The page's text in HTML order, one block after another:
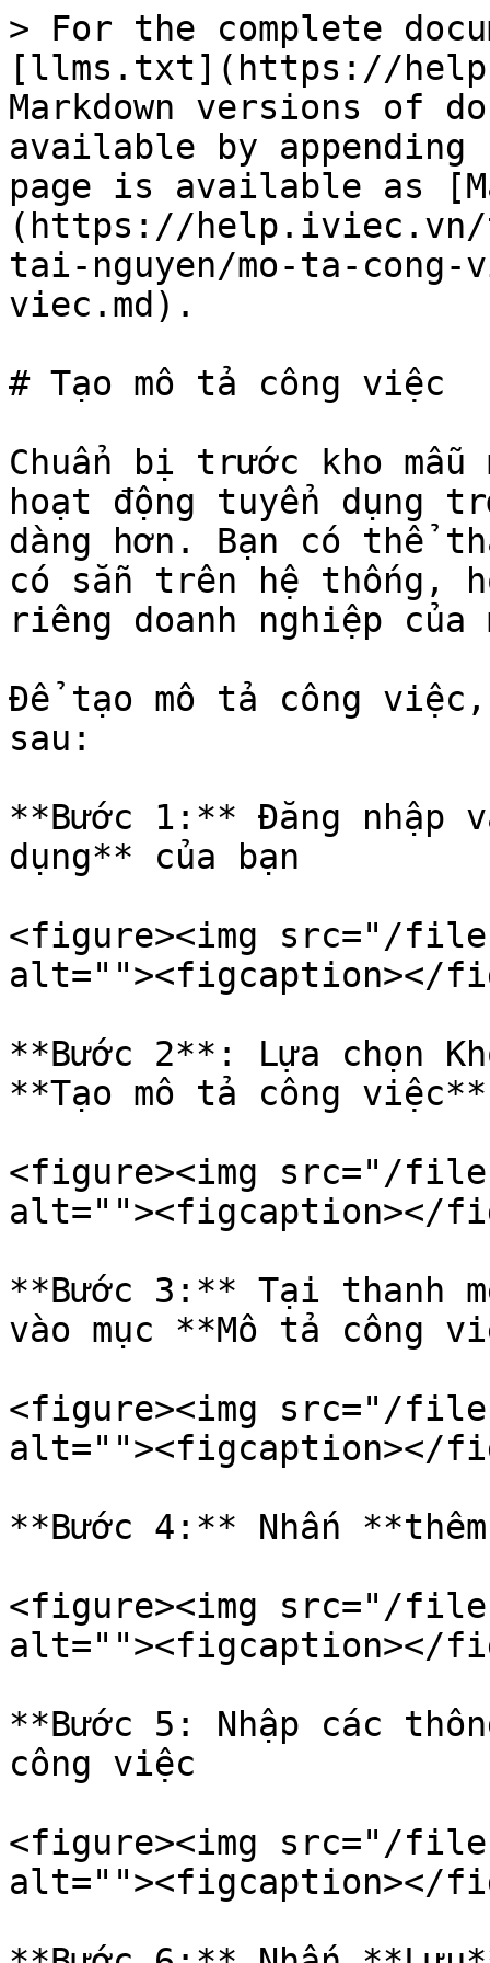
> For the complete
[llms.txt](https://
Markdown versions of
available by
page is available as
(https://help.iviec.vn/
tai-nguyen/mo-ta-cong-
viec.md).
# Tạo mô tả công việc
Chuẩn bị trước kho
hoạt động tuyển dụng
dàng hơn. Bạn có thể
có sẵn trên hệ thống,
riêng doanh nghiệp của
Để tạo mô tả công
sau:
**Bước 1:** Đăng nhập
dụng** của bạn
<figure><img src="/files/
alt=""><figcaption></
**Bước 2**: Lựa chọn
**Tạo mô tả công việc**
<figure><img src="/
alt=""><figcaption></
**Bước 3:** Tại thanh
vào mục **Mô tả công
<figure><img src="/files/
alt=""><figcaption></
**Bước 4:** Nhấn
<figure><img src="/files/
alt=""><figcaption></
**Bước 5: Nhập các
công việc
<figure><img src="/files/
alt=""><figcaption></